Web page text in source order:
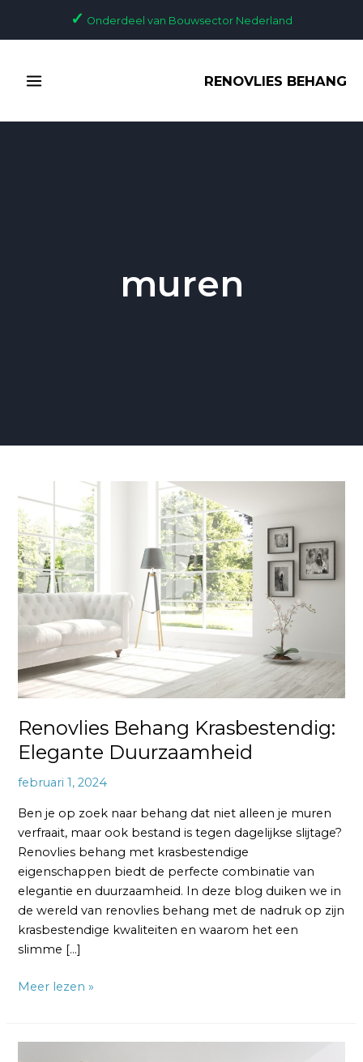
✓ Onderdeel van Bouwsector Nederland
MENU
RENOVLIES BEHANG
muren
Renovlies Behang Krasbestendig:
Elegante Duurzaamheid
februari 1, 2024
Ben je op zoek naar behang dat niet alleen je muren
verfraait, maar ook bestand is tegen dagelijkse slijtage?
Renovlies behang met krasbestendige
eigenschappen biedt de perfecte combinatie van
elegantie en duurzaamheid. In deze blog duiken we in
de wereld van renovlies behang met de nadruk op zijn
krasbestendige kwaliteiten en waarom het een
slimme […]
Behang
Krasbestendig:
Elegante
Duurzaamheid
Meer lezen »